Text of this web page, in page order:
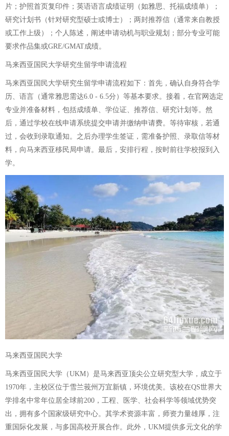
片；护照首页复印件；英语语言成绩证明（如雅思、托福成绩单）；
研究计划书（针对研究型硕士或博士）；两封推荐信（通常来自教授
或工作上级）；个人陈述，阐述申请动机与职业规划；部分专业可能
要求作品集或GRE/GMAT成绩。
马来西亚国民大学研究生留学申请流程
马来西亚国民大学研究生留学申请流程如下：首先，确认自身符合学
历、语言（通常雅思需达6.0 - 6.5分）等基本要求。接着，在官网选定
专业并准备材料，包括成绩单、学位证、推荐信、研究计划等。然
后，通过学校在线申请系统提交申请并缴纳申请费。等待审核，若通
过，会收到录取通知。之后办理学生签证，需准备护照、录取信等材
料，向马来西亚移民局申请。最后，安排行程，按时前往学校报到入
学。
马来西亚国民大学
马来西亚国民大学（UKM）是马来西亚顶尖公立研究型大学，成立于
1970年，主校区位于雪兰莪州万宜新镇，环境优美。该校在QS世界大
学排名中常年位居全球前200，工程、医学、社会科学等领域优势突
出，拥有多个国家级研究中心。其学术资源丰富，师资力量雄厚，注
重国际化发展，与多国高校开展合作。此外，UKM提供多元文化的学